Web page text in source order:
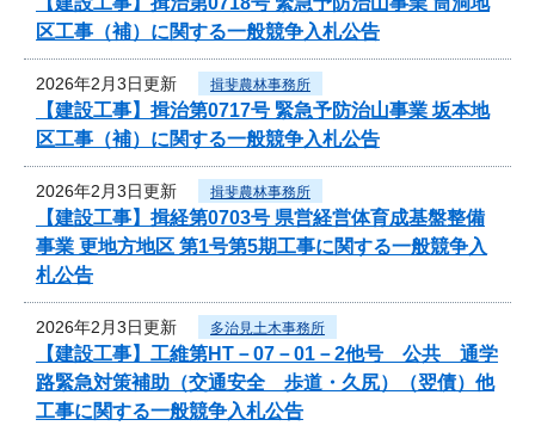
区工事（補）に関する一般競争入札公告
2026年2月3日更新 揖斐農林事務所
【建設工事】揖治第0717号 緊急予防治山事業 坂本地
区工事（補）に関する一般競争入札公告
2026年2月3日更新 揖斐農林事務所
【建設工事】揖経第0703号 県営経営体育成基盤整備
事業 更地方地区 第1号第5期工事に関する一般競争入
札公告
2026年2月3日更新 多治見土木事務所
【建設工事】工維第HT－07－01－2他号 公共 通学
路緊急対策補助（交通安全 歩道・久尻）（翌債）他
工事に関する一般競争入札公告